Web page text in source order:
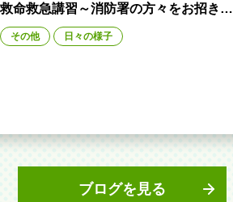
救命救急講習～消防署の方々をお招きし
て～
その他 日々の様子
ブログを見る